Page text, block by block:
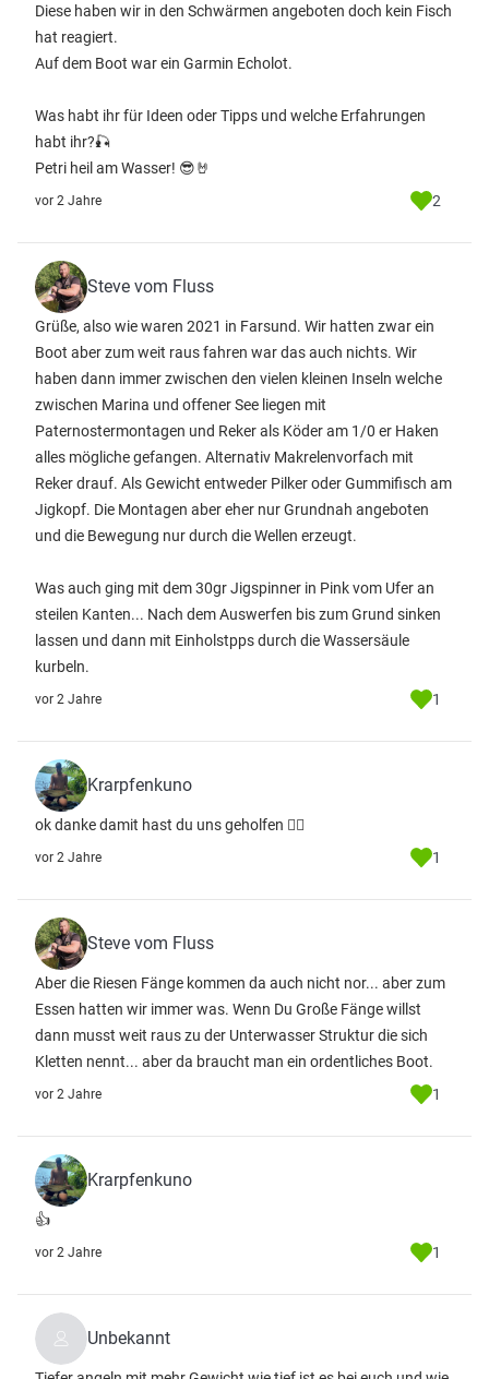
Diese haben wir in den Schwärmen angeboten doch kein Fisch
hat reagiert.
Auf dem Boot war ein Garmin Echolot.
Was habt ihr für Ideen oder Tipps und welche Erfahrungen
habt ihr?🎣
Petri heil am Wasser! 😎🤘
vor 2 Jahre 2
Steve vom Fluss
Grüße, also wie waren 2021 in Farsund. Wir hatten zwar ein
Boot aber zum weit raus fahren war das auch nichts. Wir
haben dann immer zwischen den vielen kleinen Inseln welche
zwischen Marina und offener See liegen mit
Paternostermontagen und Reker als Köder am 1/0 er Haken
alles mögliche gefangen. Alternativ Makrelenvorfach mit
Reker drauf. Als Gewicht entweder Pilker oder Gummifisch am
Jigkopf. Die Montagen aber eher nur Grundnah angeboten
und die Bewegung nur durch die Wellen erzeugt.
Was auch ging mit dem 30gr Jigspinner in Pink vom Ufer an
steilen Kanten... Nach dem Auswerfen bis zum Grund sinken
lassen und dann mit Einholstpps durch die Wassersäule
kurbeln.
vor 2 Jahre 1
Krarpfenkuno
ok danke damit hast du uns geholfen 🙋‍♂️
vor 2 Jahre 1
Steve vom Fluss
Aber die Riesen Fänge kommen da auch nicht nor... aber zum
Essen hatten wir immer was. Wenn Du Große Fänge willst
dann musst weit raus zu der Unterwasser Struktur die sich
Kletten nennt... aber da braucht man ein ordentliches Boot.
vor 2 Jahre 1
Krarpfenkuno
👍
vor 2 Jahre 1
Unbekannt